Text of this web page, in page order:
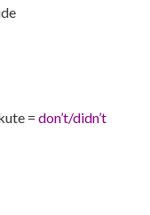
= don’t/didn’t